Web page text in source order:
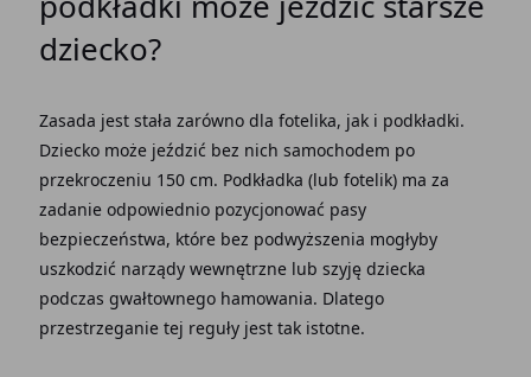
dziecko?
Zasada jest stała zarówno dla fotelika, jak i podkładki.
Dziecko może jeździć bez nich samochodem po
przekroczeniu 150 cm. Podkładka (lub fotelik) ma za
zadanie odpowiednio pozycjonować pasy
bezpieczeństwa, które bez podwyższenia mogłyby
uszkodzić narządy wewnętrzne lub szyję dziecka
podczas gwałtownego hamowania. Dlatego
przestrzeganie tej reguły jest tak istotne.